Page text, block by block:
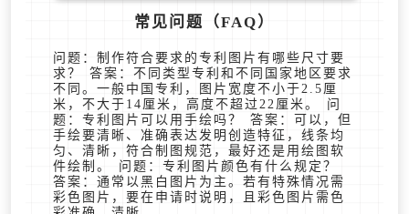
常见问题（FAQ）
问题：制作符合要求的专利图片有哪些尺寸要
求？ 答案：不同类型专利和不同国家地区要求
不同。一般中国专利，图片宽度不小于2.5厘
米，不大于14厘米，高度不超过22厘米。 问
题：专利图片可以用手绘吗？ 答案：可以，但
手绘要清晰、准确表达发明创造特征，线条均
匀、清晰，符合制图规范，最好还是用绘图软
件绘制。 问题：专利图片颜色有什么规定？
答案：通常以黑白图片为主。若有特殊情况需
彩色图片，要在申请时说明，且彩色图片需色